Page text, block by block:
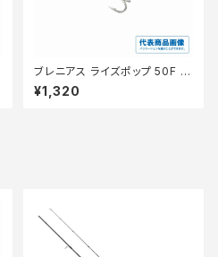
ブレニアス ライズポップ 50F O
P−150Q
¥1,320